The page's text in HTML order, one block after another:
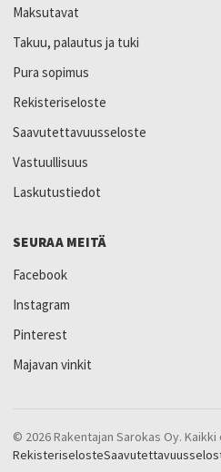
Maksutavat
Takuu, palautus ja tuki
Pura sopimus
Rekisteriseloste
Saavutettavuusseloste
Vastuullisuus
Laskutustiedot
SEURAA MEITÄ
Facebook
Instagram
Pinterest
Majavan vinkit
© 2026 Rakentajan Sarokas Oy.
Rekisteriseloste